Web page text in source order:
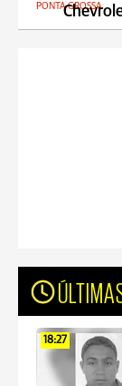
PONTA GROSSA
18:27